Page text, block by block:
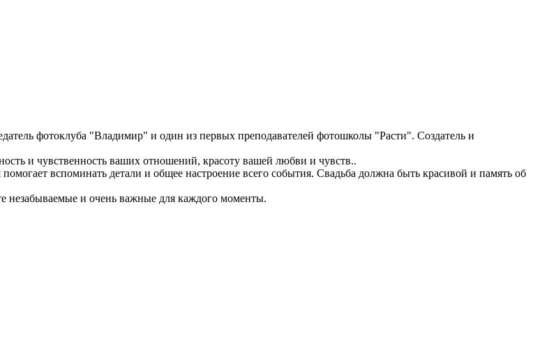
фотоклуба "Владимир" и один из первых преподавателей фотошколы "Расти". Создатель и
и чувственность ваших отношений, красоту вашей любви и чувств..
вспоминать детали и общее настроение всего события. Свадьба должна быть красивой и память об
незабываемые и очень важные для каждого моменты.